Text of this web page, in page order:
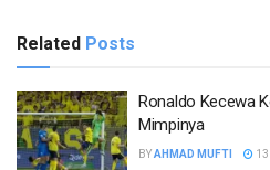
Related Posts
Ronaldo Kecewa
Mimpinya
BYAHMAD MUFTI